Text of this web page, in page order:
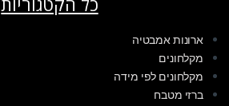
ארונות אמבטיה
מקלחונים
מקלחונים לפי מידה
ברזי מטבח